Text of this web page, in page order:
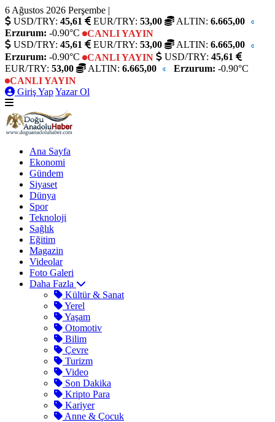
6 Ağustos 2026 Perşembe |
USD/TRY: 45,61 EUR/TRY: 53,00 ALTIN: 6.665,00
Erzurum: -0.90°C
CANLI YAYIN
USD/TRY: 45,61 EUR/TRY: 53,00 ALTIN: 6.665,00
Erzurum: -0.90°C CANLI YAYIN USD/TRY: 45,61
EUR/TRY: 53,00 ALTIN: 6.665,00 Erzurum: -0.90°C
CANLI YAYIN
Giriş YapYazar Ol
Ana Sayfa
Ekonomi
Gündem
Siyaset
Dünya
Spor
Teknoloji
Sağlık
Eğitim
Magazin
Videolar
Foto Galeri
Daha Fazla
Kültür & Sanat
Yerel
Yaşam
Otomotiv
Bilim
Çevre
Turizm
Video
Son Dakika
Kripto Para
Kariyer
Anne & Çocuk